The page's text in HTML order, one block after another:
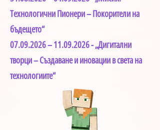
Технологични Пионери – Покорители на
бъдещето“
07.09.2026–11.09.2026- „Дигитални
творци – Създаване и иновации в света на
технологиите“